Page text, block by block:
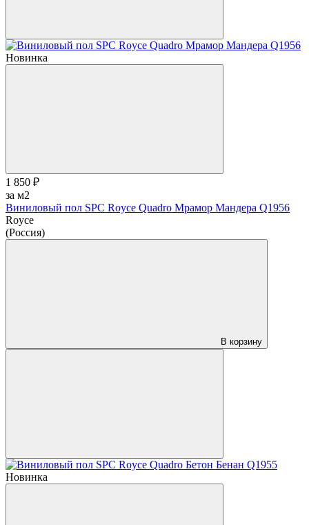
Новинка
1 850 ₽
за м2
Виниловый пол SPC Royce Quadro Мрамор Мандера Q1956
Royce
(Россия)
В корзину
Новинка